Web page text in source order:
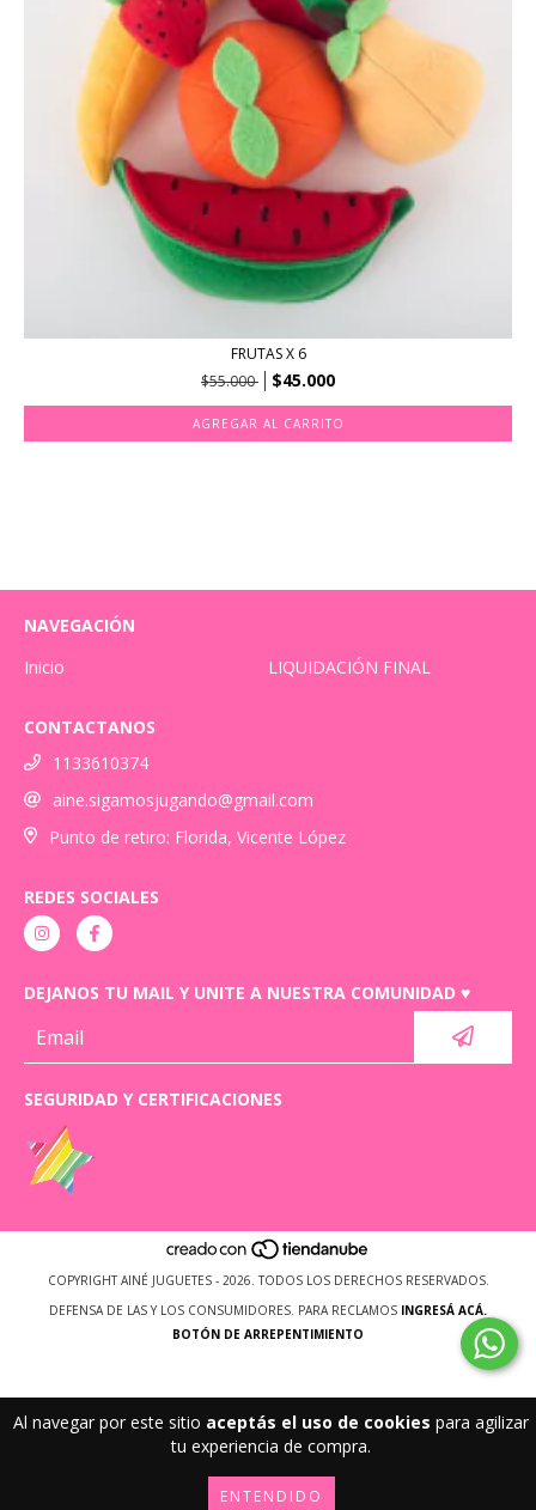
Al navegar por este sitio aceptás el uso de cookies para agilizar
tu experiencia de compra.
ENTENDIDO
FRUTAS X 6
$55.000
$45.000
NAVEGACIÓN
Inicio
LIQUIDACIÓN FINAL
CONTACTANOS
1133610374
aine.sigamosjugando@gmail.com
Punto de retiro: Florida, Vicente López
REDES SOCIALES
DEJANOS TU MAIL Y UNITE A NUESTRA COMUNIDAD ♥
SEGURIDAD Y CERTIFICACIONES
COPYRIGHT AINÉ JUGUETES - 2026. TODOS LOS DERECHOS RESERVADOS.
DEFENSA DE LAS Y LOS CONSUMIDORES. PARA RECLAMOS INGRESÁ ACÁ.
BOTÓN DE ARREPENTIMIENTO